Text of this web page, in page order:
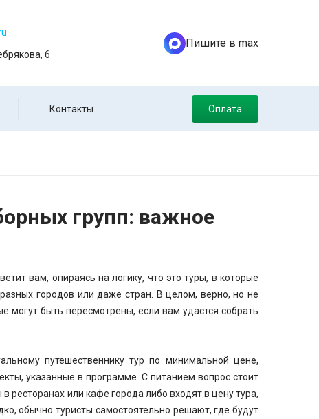
6
Пишите в max
Контакты Оплата
групп: важное
вам, опираясь на логику, что это туры, в которые
городов или даже стран. В целом, верно, но не
могут быть пересмотрены, если вам удастся собрать
путешественнику тур по минимальной цене,
указанные в программе. С питанием вопрос стоит
ресторанах или кафе города либо входят в цену тура,
обычно туристы самостоятельно решают, где будут